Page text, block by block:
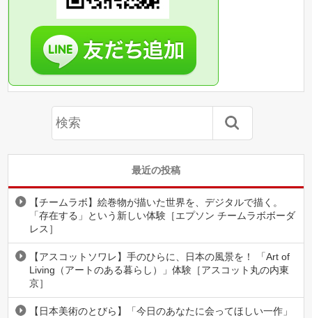
最近の投稿
【チームラボ】絵巻物が描いた世界を、デジタルで描く。
「存在する」という新しい体験［エプソン チームラボボーダ
レス］
【アスコットソワレ】手のひらに、日本の風景を！ 「Art of
Living（アートのある暮らし）」体験［アスコット丸の内東
京］
【日本美術のとびら】「今日のあなたに会ってほしい一作」